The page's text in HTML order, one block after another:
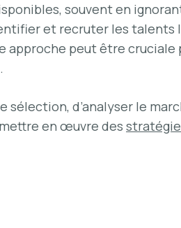
souvent en
et recruter les talents
approche peut être cruciale
d’analyser le
en œuvre des